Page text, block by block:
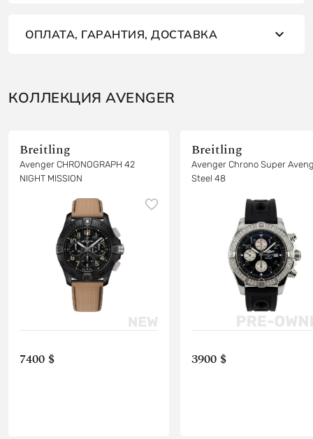
ОПЛАТА, ГАРАНТИЯ, ДОСТАВКА
КОЛЛЕКЦИЯ AVENGER
Breitling
Avenger CHRONOGRAPH 42
NIGHT MISSION
7400 $
Breitling
Avenger Chrono Super
Steel 48
3900 $